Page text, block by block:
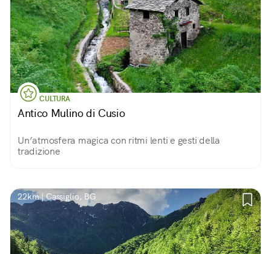
CULTURA
Antico Mulino di Cusio
Un’atmosfera magica con ritmi lenti e gesti della
tradizione
22km | Cassiglio, BG